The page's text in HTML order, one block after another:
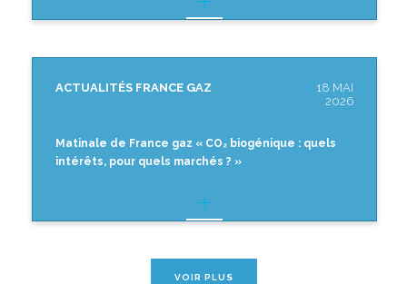
ACTUALITÉS FRANCE GAZ
18 MAI
2026
Matinale de France gaz « CO₂ biogénique : quels
intérêts, pour quels marchés ? »
VOIR PLUS